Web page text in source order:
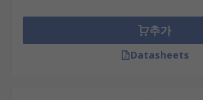
추가
Datasheets